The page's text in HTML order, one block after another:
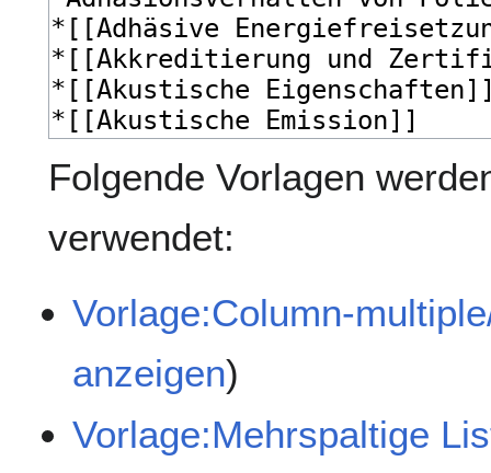
Folgende Vorlagen
verwendet:
Vorlage:Column-
anzeigen)
Vorlage:Mehrspaltige